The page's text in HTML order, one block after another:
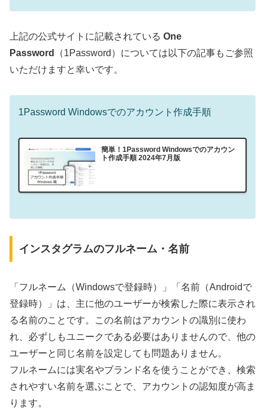
上記の公式サイトに記載されている One
Password
（1Password）については以下の記事もご参照
いただけますと幸いです。
1Password Windowsでのアカウント作成手順
簡単！1Password Windowsでのアカウン
ト作成手順 2024年7月版
インスタグラムのフルネーム・名前
「フルネーム（Windowsで登録時）」「名前（Androidで
登録時）」は、主に他のユーザーが検索した際に表示され
る名前のことです。この名前はアカウントの識別に使わ
れ、必ずしもユニークである必要はありませんので、他の
ユーザーと同じ名前を設定しても問題ありません。
フルネームには実名やブランド名を使うことができ、検索
されやすい名前を選ぶことで、アカウントの認知度が高ま
ります。